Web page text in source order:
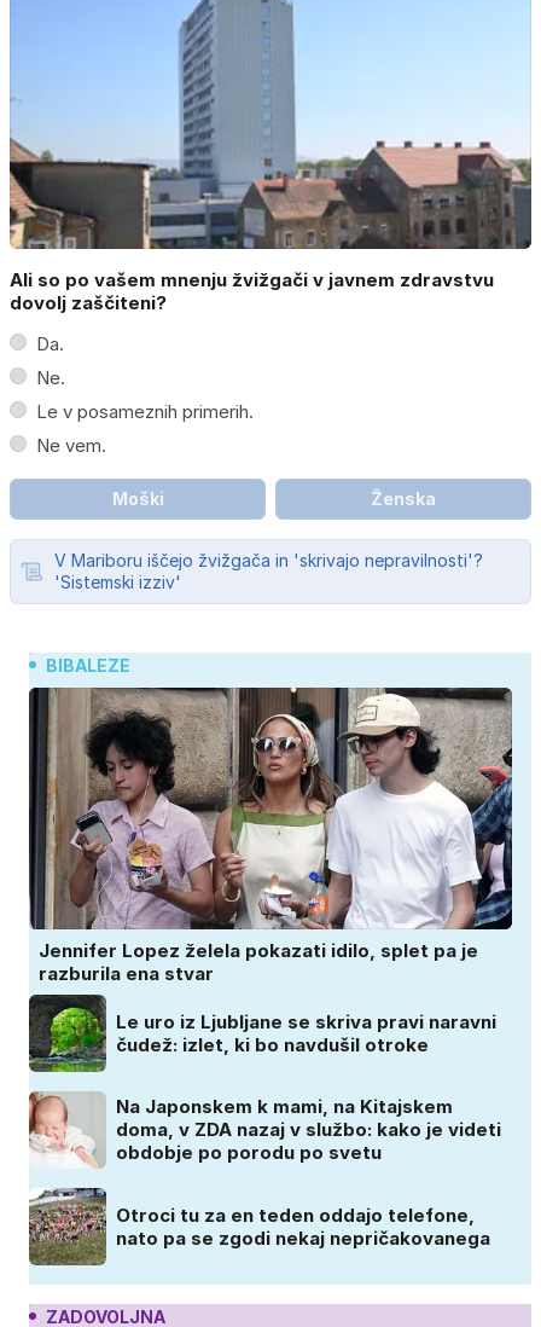
Ali so po vašem mnenju žvižgači v javnem zdravstvu
dovolj zaščiteni?
Da.
Ne.
Le v posameznih primerih.
Ne vem.
Moški Ženska
V Mariboru iščejo žvižgača in 'skrivajo nepravilnosti'?
'Sistemski izziv'
BIBALEZE
Jennifer Lopez želela pokazati idilo, splet pa je
razburila ena stvar
Le uro iz Ljubljane se skriva pravi naravni
čudež: izlet, ki bo navdušil otroke
Na Japonskem k mami, na Kitajskem
doma, v ZDA nazaj v službo: kako je videti
obdobje po porodu po svetu
Otroci tu za en teden oddajo telefone,
nato pa se zgodi nekaj nepričakovanega
ZADOVOLJNA